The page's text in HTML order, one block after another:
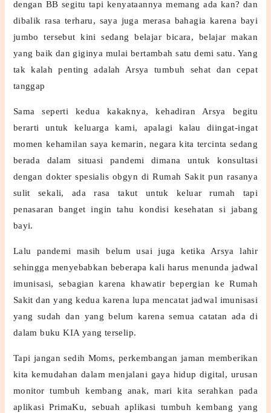
dengan BB segitu tapi kenyataannya memang ada kan? dan
dibalik rasa terharu, saya juga merasa bahagia karena bayi
jumbo tersebut kini sedang belajar bicara, belajar makan
yang baik dan giginya mulai bertambah satu demi satu. Yang
tak kalah penting adalah Arsya tumbuh sehat dan cepat
tanggap
Sama seperti kedua kakaknya, kehadiran Arsya begitu
berarti untuk keluarga kami, apalagi kalau diingat-ingat
momen kehamilan saya kemarin, negara kita tercinta sedang
berada dalam situasi pandemi dimana untuk konsultasi
dengan dokter spesialis obgyn di Rumah Sakit pun rasanya
sulit sekali, ada rasa takut untuk keluar rumah tapi
penasaran banget ingin tahu kondisi kesehatan si jabang
bayi.
Lalu pandemi masih belum usai juga ketika Arsya lahir
sehingga menyebabkan beberapa kali harus menunda jadwal
imunisasi, sebagian karena khawatir bepergian ke Rumah
Sakit dan yang kedua karena lupa mencatat jadwal imunisasi
yang sudah dan yang belum karena semua catatan ada di
dalam buku KIA yang terselip.
Tapi jangan sedih Moms, perkembangan jaman memberikan
kita kemudahan dalam menjalani gaya hidup digital, urusan
monitor tumbuh kembang anak, mari kita serahkan pada
aplikasi PrimaKu, sebuah aplikasi tumbuh kembang yang